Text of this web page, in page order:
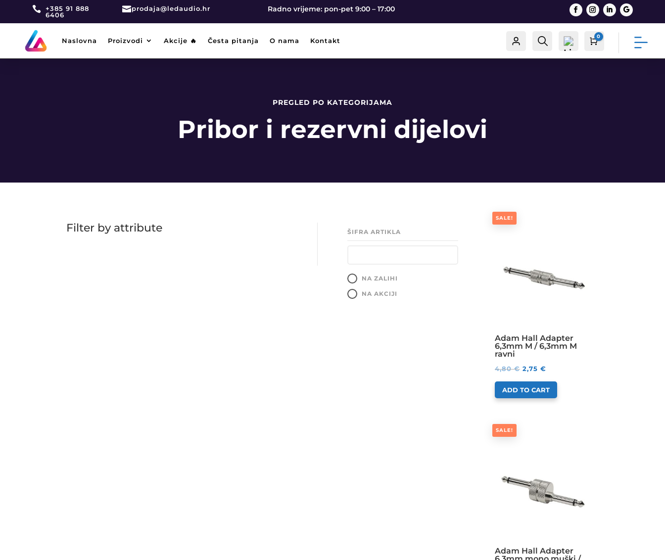
 +385 91 888
6406
prodaja@ledaudio.hr Radno vrijeme: pon-pet 9:00 – 17:00
Naslovna Proizvodi Akcije 🔥 Česta pitanja O nama Kontakt Račun Traži Cart
0
€
PREGLED PO KATEGORIJAMA
Pribor i rezervni dijelovi
Filter by attribute ŠIFRA ARTIKLA
NA ZALIHI
NA AKCIJI
SALE!
Adam Hall Adapter
6,3mm M / 6,3mm M
ravni
4,80€ 2,75€
ADD TO CART
SALE!
Adam Hall Adapter